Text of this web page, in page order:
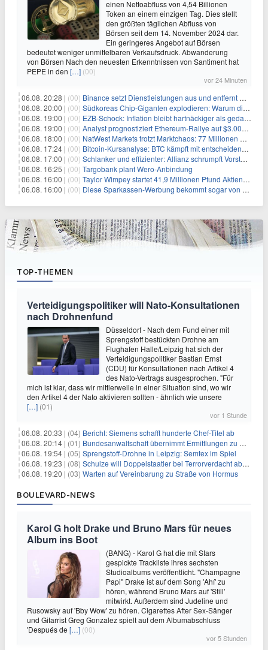
einen Nettoabfluss von 4,54 Billionen
Token an einem einzigen Tag. Dies stellt
den größten täglichen Abfluss von
Börsen seit dem 14. November 2024 dar.
Ein geringeres Angebot auf Börsen
bedeutet weniger unmittelbaren Verkaufsdruck. Abwanderung
von Börsen Nach den neuesten Erkenntnissen von Santiment hat
PEPE in den […] (00)
vor 24 Minuten
06.08. 20:28 | (00) Binance setzt Dienstleistungen aus und entfernt mehrere Krypto-Paare: Wer ist betroffen?
06.08. 20:00 | (00) Südkoreas Chip-Giganten explodieren: Warum dieser Rekord-Tag die KI-Branche erschüttert
06.08. 19:00 | (00) EZB-Schock: Inflation bleibt hartnäckiger als gedacht – 2027 wird zum kritischen Test
06.08. 19:00 | (00) Analyst prognostiziert Ethereum-Rallye auf $3.000 nach entscheidendem On-Chain-Ausbruch
06.08. 18:00 | (00) NatWest Markets trotzt Marktchaos: 77 Millionen Pfund Gewinn im ersten Halbjahr
06.08. 17:24 | (00) Bitcoin-Kursanalyse: BTC kämpft mit entscheidender $65K-Hürde, während sich ein Liquidationscluster aufbaut
06.08. 17:00 | (00) Schlanker und effizienter: Allianz schrumpft Vorstand auf 8 Köpfe – das steckt dahinter
06.08. 16:25 | (00) Targobank plant Wero-Anbindung
06.08. 16:00 | (00) Taylor Wimpey startet 41,9 Millionen Pfund Aktienrückkauf – was Anleger wissen müssen
06.08. 16:00 | (00) Diese Sparkassen-Werbung bekommt sogar von der Konkurrenz Lob
TOP-THEMEN
Verteidigungspolitiker will Nato-Konsultationen
nach Drohnenfund
Düsseldorf - Nach dem Fund einer mit
Sprengstoff bestückten Drohne am
Flughafen Halle/Leipzig hat sich der
Verteidigungspolitiker Bastian Ernst
(CDU) für Konsultationen nach Artikel 4
des Nato-Vertrags ausgesprochen. "Für
mich ist klar, dass wir mittlerweile in einer Situation sind, wo wir
den Artikel 4 der Nato aktivieren sollten - ähnlich wie unsere
[…] (01)
vor 1 Stunde
06.08. 20:33 | (04) Bericht: Siemens schafft hunderte Chef-Titel ab
06.08. 20:14 | (01) Bundesanwaltschaft übernimmt Ermittlungen zu Drohnenvorfall
06.08. 19:54 | (05) Sprengstoff-Drohne in Leipzig: Semtex im Spiel
06.08. 19:23 | (08) Schulze will Doppelstaatler bei Terrorverdacht abschieben
06.08. 19:20 | (03) Warten auf Vereinbarung zu Straße von Hormus
BOULEVARD-NEWS
Karol G holt Drake und Bruno Mars für neues
Album ins Boot
(BANG) - Karol G hat die mit Stars
gespickte Trackliste ihres sechsten
Studioalbums veröffentlicht. "Champagne
Papi" Drake ist auf dem Song 'Ahí' zu
hören, während Bruno Mars auf 'Still'
mitwirkt. Außerdem sind Judeline und
Rusowsky auf 'Bby Wow' zu hören. Cigarettes After Sex-Sänger
und Gitarrist Greg Gonzalez spielt auf dem Albumabschluss
'Después de […] (00)
vor 5 Stunden